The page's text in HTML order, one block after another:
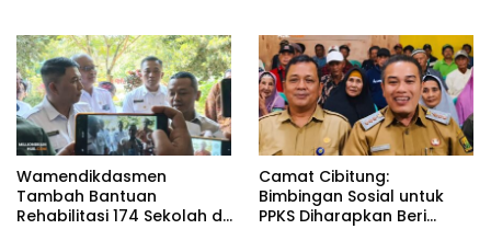
Wamendikdasmen
Tambah Bantuan
Rehabilitasi 174 Sekolah di
Camat Cibitung:
Bimbingan Sosial untuk
PPKS Diharapkan Beri